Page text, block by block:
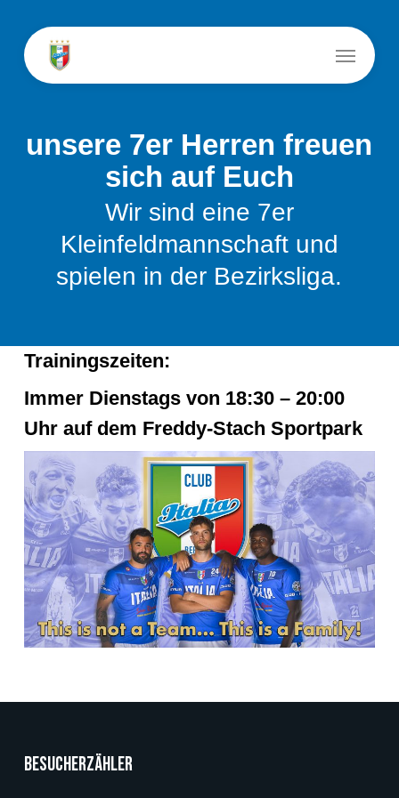
main
content
Menu
unsere 7er Herren freuen
sich auf Euch
Wir sind eine 7er
Kleinfeldmannschaft und
spielen in der Bezirksliga.
Trainingszeiten:
Immer Dienstags von 18:30 – 20:00
Uhr auf dem Freddy-Stach Sportpark
Besucherzähler